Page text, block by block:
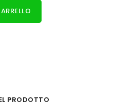
PRODOTTO